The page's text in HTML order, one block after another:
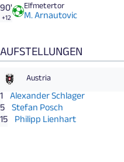
Elfmetertor
M. Arnautovic
90'
+12
AUFSTELLUNGEN
Austria
1 Alexander Schlager
5 Stefan Posch
15 Philipp Lienhart